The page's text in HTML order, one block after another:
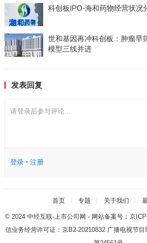
科创板IPO-海和药物经营状况
世和基因再冲科创板：肿瘤早
模型三线并进
发表回复
请登录后参与评论...
登录• 注册
首页 专题 关于我们
© 2024 中经互联-上市公司网 - 网站备案号： 京
信业务经营许可证： 京B2-20210832广播电视节目